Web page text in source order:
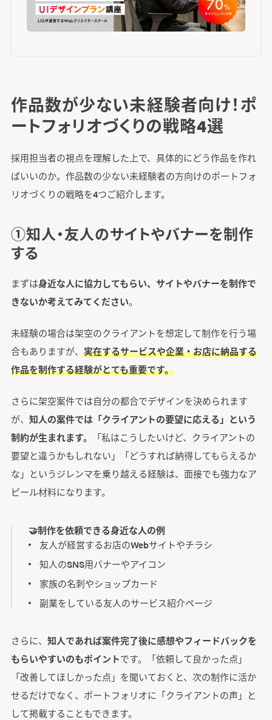
作品数が少ない未経験者向け！ポ
ートフォリオづくりの戦略4選
採用担当者の視点を理解した上で、具体的にどう作品を作れ
ばいいのか。作品数の少ない未経験者の方向けのポートフォ
リオづくりの戦略を4つご紹介します。
①知人・友人のサイトやバナーを制作
する
まずは身近な人に協力してもらい、サイトやバナーを制作で
きないか考えてみてください。
未経験の場合は架空のクライアントを想定して制作を行う場
合もありますが、 実在するサービスや企業・お店に納品する
作品を制作する経験がとても重要です。
さらに架空案件では自分の都合でデザインを決められます
が、 知人の案件では「クライアントの要望に応える」という
制約が生まれます。
「私はこうしたいけど、クライアントの
要望と違うかもしれない」「どうすれば納得してもらえるか
な」というジレンマを乗り越える経験は、面接でも強力なア
ピール材料になります。
🤝制作を依頼できる身近な人の例
友人が経営するお店のWebサイトやチラシ
知人のSNS用バナーやアイコン
家族の名刺やショップカード
副業をしている友人のサービス紹介ページ
さらに、 知人であれば案件完了後に感想やフィードバックを
もらいやすいのもポイントです。「依頼して良かった点」
「改善してほしかった点」を聞いておくと、次の制作に活か
せるだけでなく、ポートフォリオに「クライアントの声」と
して掲載することもできます。